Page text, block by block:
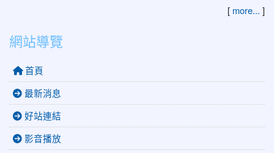
[ more... ]
網站導覽
首頁
最新消息
好站連結
影音播放